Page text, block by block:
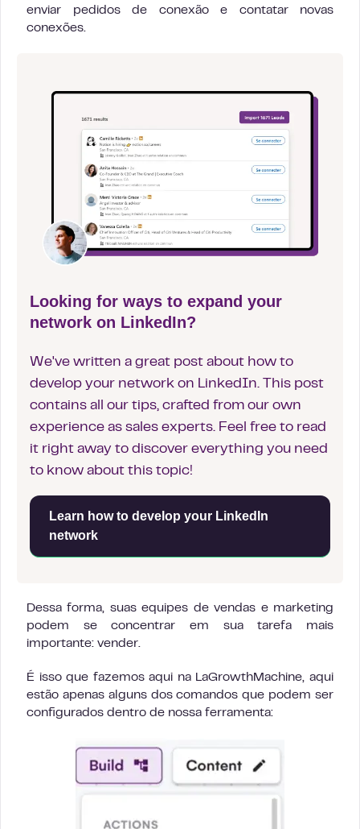
enviar pedidos de conexão e contatar novas
conexões.
Looking for ways to expand your
network on LinkedIn?
We've written a great post about how to
develop your network on LinkedIn. This post
contains all our tips, crafted from our own
experience as sales experts. Feel free to read
it right away to discover everything you need
to know about this topic!
Learn how to develop your LinkedIn
network
Dessa forma, suas equipes de vendas e marketing
podem se concentrar em sua tarefa mais
importante: vender.
É isso que fazemos aqui na LaGrowthMachine, aqui
estão apenas alguns dos comandos que podem ser
configurados dentro de nossa ferramenta: